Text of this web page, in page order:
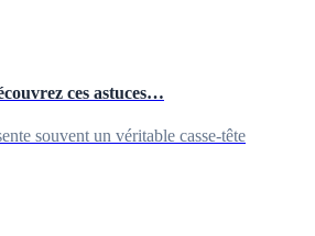
ces astuces…
souvent un véritable casse-tête